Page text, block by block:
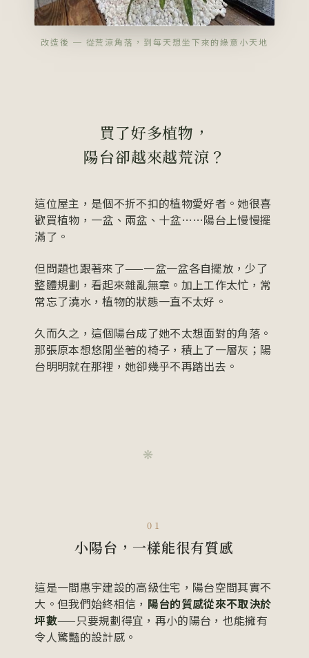
改造後 ─ 從荒涼角落，到每天想坐下來的綠意小天地
買了好多植物，
陽台卻越來越荒涼？
這位屋主，是個不折不扣的植物愛好者。她很喜
歡買植物，一盆、兩盆、十盆……陽台上慢慢擺
滿了。
但問題也跟著來了——一盆一盆各自擺放，少了
整體規劃，看起來雜亂無章。加上工作太忙，常
常忘了澆水，植物的狀態一直不太好。
久而久之，這個陽台成了她不太想面對的角落。
那張原本想悠閒坐著的椅子，積上了一層灰；陽
台明明就在那裡，她卻幾乎不再踏出去。
❋
01
小陽台，一樣能很有質感
這是一間惠宇建設的高級住宅，陽台空間其實不
大。但我們始終相信， 陽台的質感從來不取決於
坪數——只要規劃得宜，再小的陽台，也能擁有
令人驚豔的設計感。